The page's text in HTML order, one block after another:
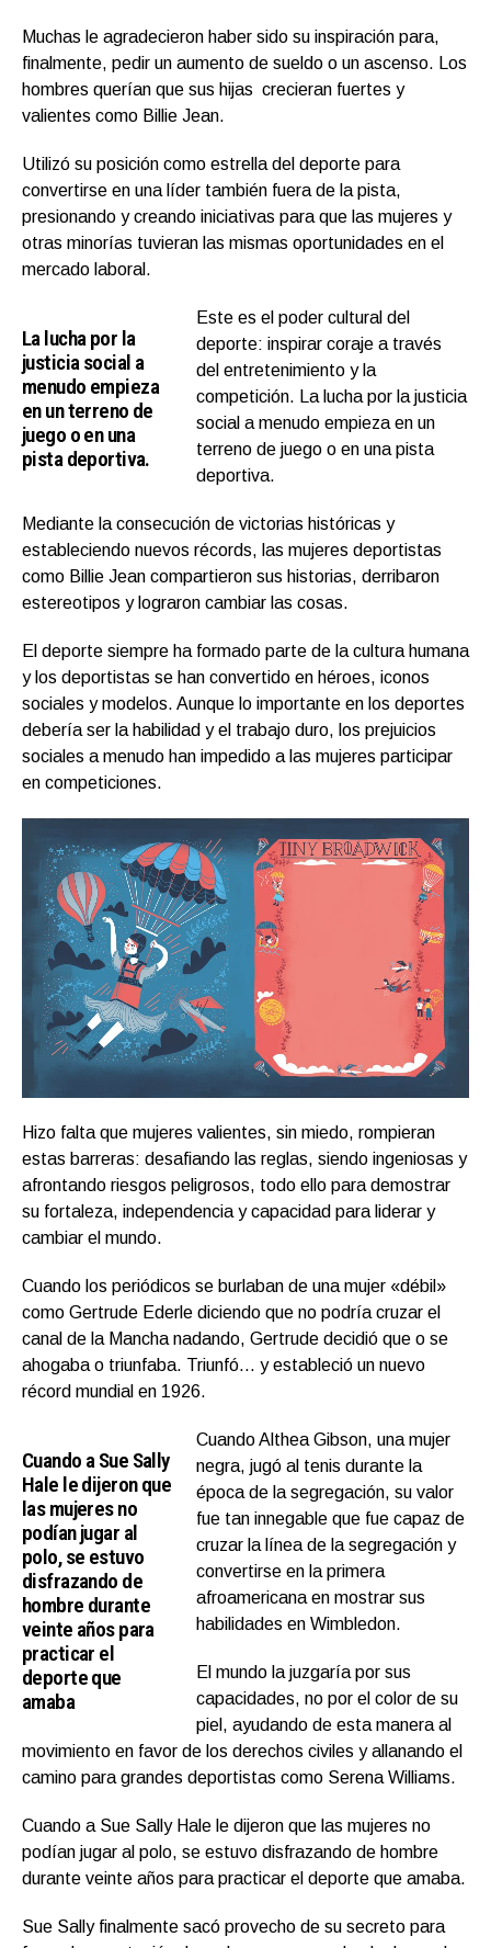
Muchas le agradecieron haber sido su inspiración para,
finalmente, pedir un aumento de sueldo o un ascenso. Los
hombres querían que sus hijas crecieran fuertes y
valientes como Billie Jean.
Utilizó su posición como estrella del deporte para
convertirse en una líder también fuera de la pista,
presionando y creando iniciativas para que las mujeres y
otras minorías tuvieran las mismas oportunidades en el
mercado laboral.
La lucha por la
justicia social a
menudo empieza
en un terreno de
juego o en una
pista deportiva.
Este es el poder cultural del
deporte: inspirar coraje a través
del entretenimiento y la
competición. La lucha por la justicia
social a menudo empieza en un
terreno de juego o en una pista
deportiva.
Mediante la consecución de victorias históricas y
estableciendo nuevos récords, las mujeres deportistas
como Billie Jean compartieron sus historias, derribaron
estereotipos y lograron cambiar las cosas.
El deporte siempre ha formado parte de la cultura humana
y los deportistas se han convertido en héroes, iconos
sociales y modelos. Aunque lo importante en los deportes
debería ser la habilidad y el trabajo duro, los prejuicios
sociales a menudo han impedido a las mujeres participar
en competiciones.
Hizo falta que mujeres valientes, sin miedo, rompieran
estas barreras: desafiando las reglas, siendo ingeniosas y
afrontando riesgos peligrosos, todo ello para demostrar
su fortaleza, independencia y capacidad para liderar y
cambiar el mundo.
Cuando los periódicos se burlaban de una mujer «débil»
como Gertrude Ederle diciendo que no podría cruzar el
canal de la Mancha nadando, Gertrude decidió que o se
ahogaba o triunfaba. Triunfó… y estableció un nuevo
récord mundial en 1926.
Cuando a Sue Sally
Hale le dijeron que
las mujeres no
podían jugar al
polo, se estuvo
disfrazando de
hombre durante
veinte años para
practicar el
deporte que
amaba
Cuando Althea Gibson, una mujer
negra, jugó al tenis durante la
época de la segregación, su valor
fue tan innegable que fue capaz de
cruzar la línea de la segregación y
convertirse en la primera
afroamericana en mostrar sus
habilidades en Wimbledon.
El mundo la juzgaría por sus
capacidades, no por el color de su
piel, ayudando de esta manera al
movimiento en favor de los derechos civiles y allanando el
camino para grandes deportistas como Serena Williams.
Cuando a Sue Sally Hale le dijeron que las mujeres no
podían jugar al polo, se estuvo disfrazando de hombre
durante veinte años para practicar el deporte que amaba.
Sue Sally finalmente sacó provecho de su secreto para